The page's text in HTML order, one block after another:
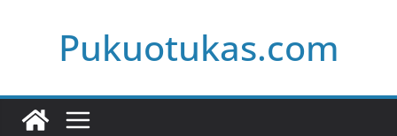
Pukuotukas.com